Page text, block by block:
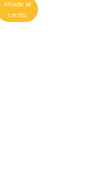
Añadir al
carrito